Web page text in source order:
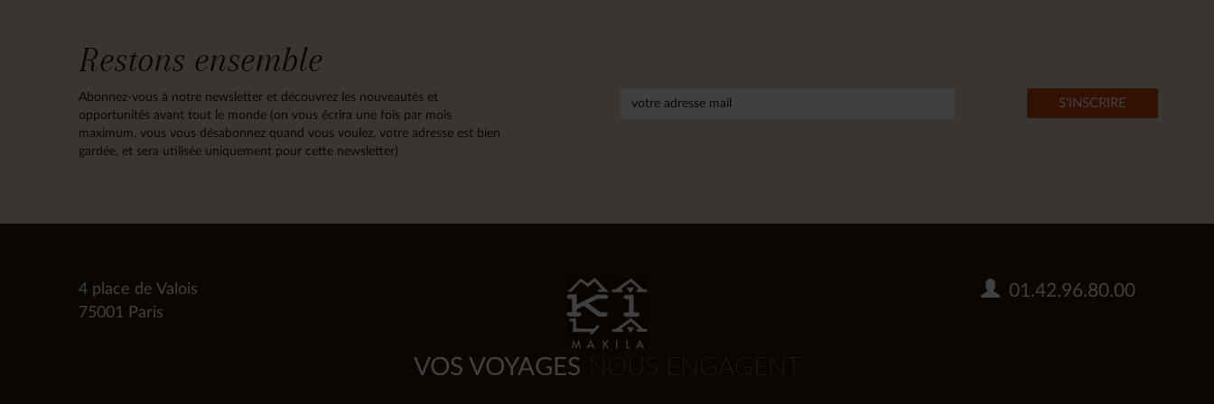
Restons ensemble
Abonnez-vous à notre newsletter et découvrez les nouveautés et
opportunités avant tout le monde (on vous écrira une fois par mois
maximum, vous vous désabonnez quand vous voulez, votre adresse est bien
gardée, et sera utilisée uniquement pour cette newsletter)
VOS VOYAGES NOUS ENGAGENT
4 place de Valois
75001 Paris
01.42.96.80.00